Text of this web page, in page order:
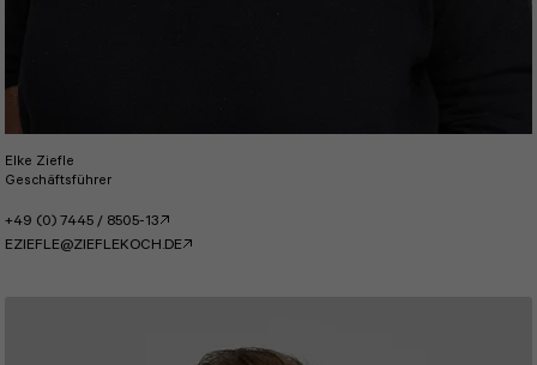
Elke Ziefle
Geschäftsführer
+49 (0) 7445 / 8505-13
EZIEFLE@ZIEFLEKOCH.DE